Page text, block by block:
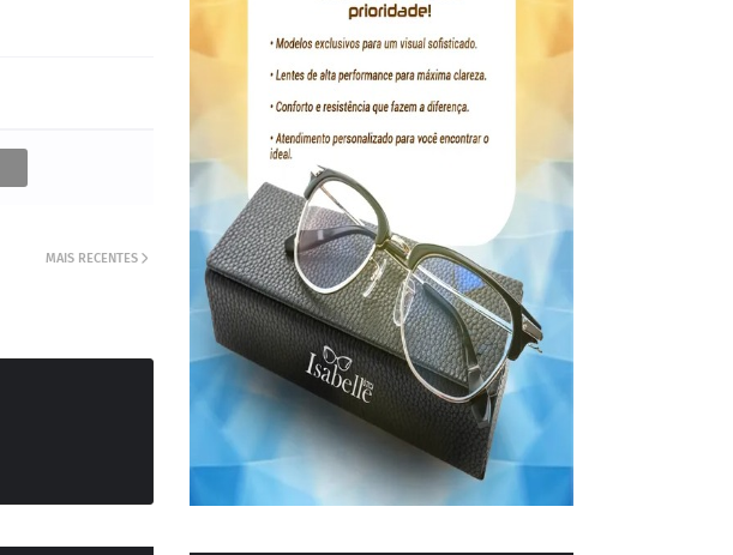
MAIS RECENTES